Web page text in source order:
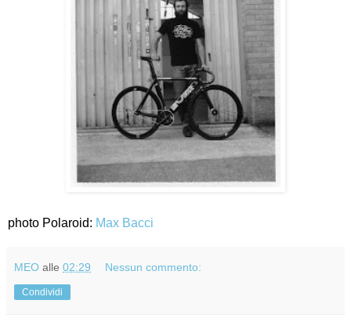
photo Polaroid: Max Bacci
MEO alle 02:29 Nessun commento:
Condividi